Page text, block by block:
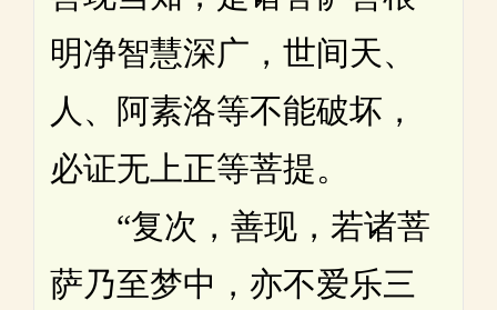
明净智慧深广，世间天、
人、阿素洛等不能破坏，
必证无上正等菩提。
“复次，善现，若诸菩
萨乃至梦中，亦不爱乐三